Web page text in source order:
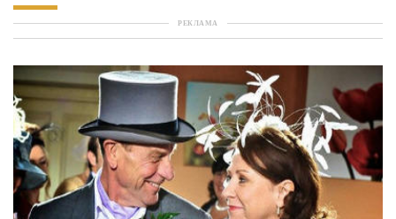
РЕКЛАМА